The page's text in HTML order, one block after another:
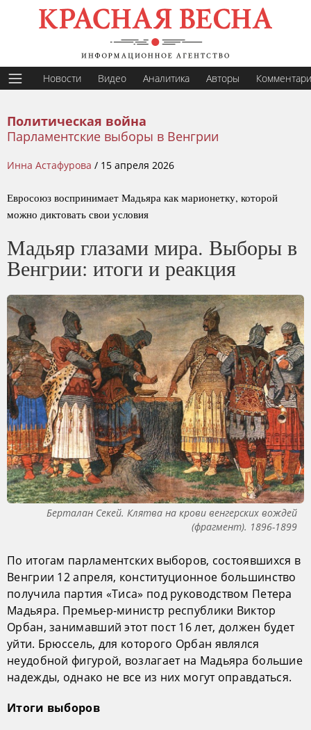
Новости Видео Аналитика Авторы
Политическая война
Парламентские выборы в Венгрии
Инна Астафурова / 15 апреля 2026
Евросоюз воспринимает Мадьяра как марионетку, которой
можно диктовать свои условия
Мадьяр глазами мира. Выборы в
Венгрии: итоги и реакция
Берталан Секей. Клятва на крови венгерских вождей
(фрагмент). 1896-1899
По итогам парламентских выборов, состоявшихся в
Венгрии 12 апреля, конституционное большинство
получила партия «Тиса» под руководством Петера
Мадьяра. Премьер-министр республики Виктор
Орбан, занимавший этот пост 16 лет, должен будет
уйти. Брюссель, для которого Орбан являлся
неудобной фигурой, возлагает на Мадьяра большие
надежды, однако не все из них могут оправдаться.
Итоги выборов